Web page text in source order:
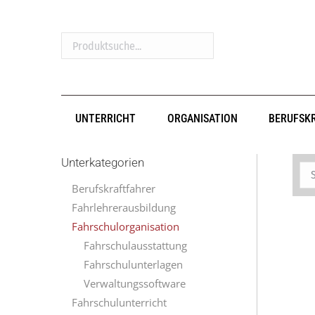
Produktsuche...
UNTERRICHT ORGANISATION
Unterkategorien
Berufskraftfahrer
Fahrlehrerausbildung
Fahrschulorganisation
Fahrschulausstattung
Fahrschulunterlagen
Verwaltungssoftware
Fahrschulunterricht